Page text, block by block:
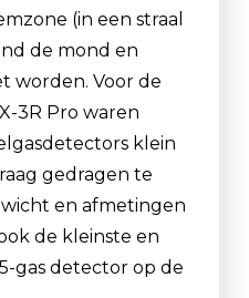
(in een straal
de mond en
worden. Voor de
3R Pro waren
klein
gedragen te
en afmetingen
de kleinste en
gas detector op de